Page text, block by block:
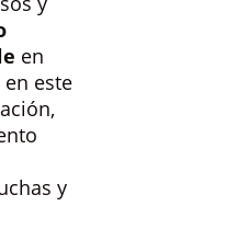
en
este
y